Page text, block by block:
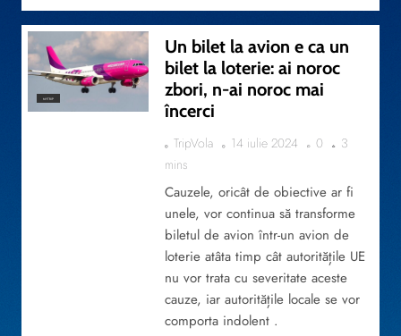
MYTRIP
Un bilet la avion e ca un
bilet la loterie: ai noroc
zbori, n-ai noroc mai
încerci
TripVola 14 iulie 2024 0
3
mins
Cauzele, oricât de obiective ar fi
unele, vor continua să transforme
biletul de avion într-un avion de
loterie atâta timp cât autoritățile UE
nu vor trata cu severitate aceste
cauze, iar autoritățile locale se vor
comporta indolent .